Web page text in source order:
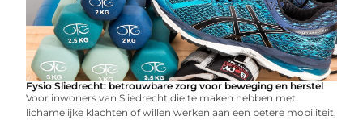
Fysio Sliedrecht: betrouwbare zorg voor beweging en herstel
Voor inwoners van Sliedrecht die te maken hebben met
lichamelijke klachten of willen werken aan een betere mobiliteit,